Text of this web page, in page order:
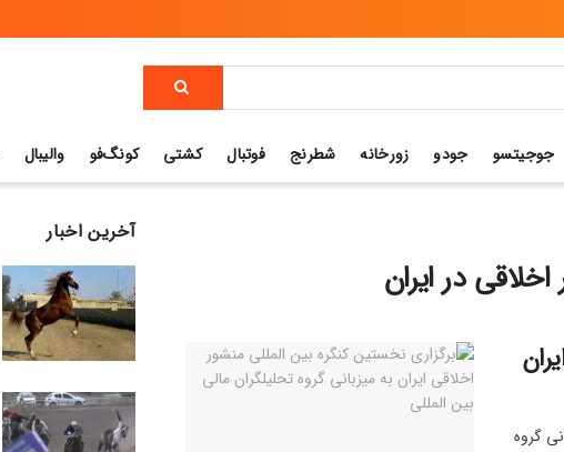
جوجیتسو جودو زورخانه شطرنج فوتبال کشتی کونگ‌فو والیبال
در ایران
گروه
آخرین اخبار